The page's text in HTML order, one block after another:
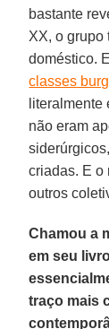
bastante
XX, o grupo
doméstico.
classes
literalmente
não eram
criadas. E o
outros
Chamou a
em seu
traço mais